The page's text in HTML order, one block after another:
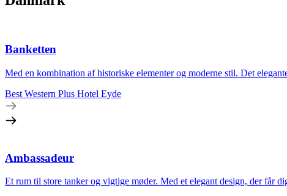
Banketten
Med en kombination af historiske elementer og moderne stil. Det
Best Western Plus Hotel Eyde
Ambassadeur
Et rum til store tanker og vigtige møder. Med et elegant design, der får